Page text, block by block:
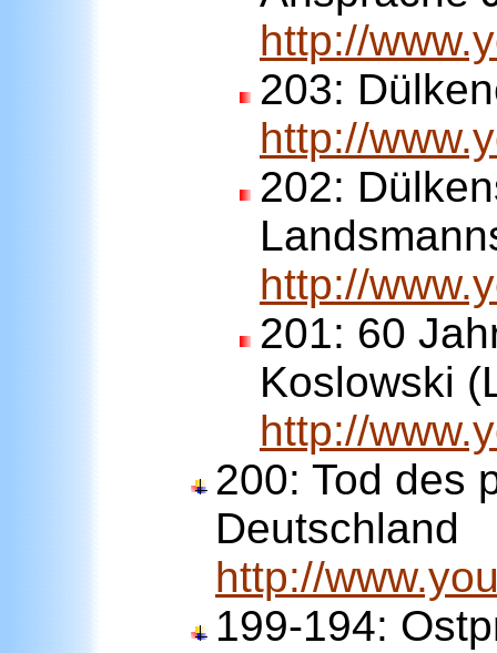
http://
203:
http://
202:
http://
201: 60
Koslowski
http://
200: Tod des
Deutschland
http://
199-194: